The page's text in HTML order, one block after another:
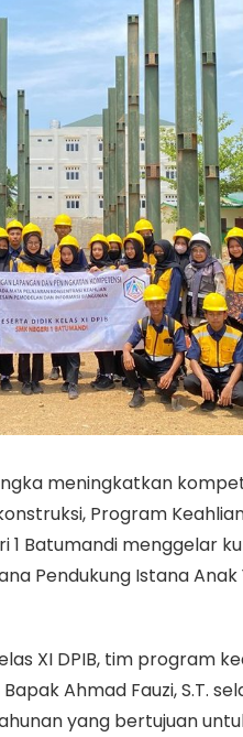
meningkatkan
Program
1 Batumandi menggelar
Pendukung Istana Anak
XI DPIB, tim program
Ahmad Fauzi, S.T.
yang bertujuan